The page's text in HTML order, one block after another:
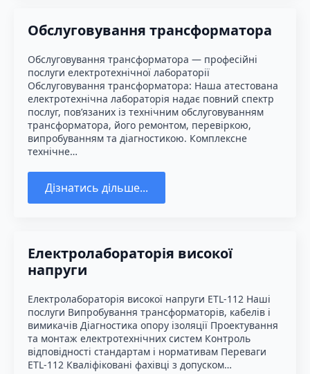
Обслуговування трансформатора
Обслуговування трансформатора — професійні
послуги електротехнічної лабораторії
Обслуговування трансформатора: Наша атестована
електротехнічна лабораторія надає повний спектр
послуг, пов’язаних із технічним обслуговуванням
трансформатора, його ремонтом, перевіркою,
випробуванням та діагностикою. Комплексне
технічне…
Дізнатись дільше...
Електролабораторія високої
напруги
Електролабораторія високої напруги ETL-112 Наші
послуги Випробування трансформаторів, кабелів і
вимикачів Діагностика опору ізоляції Проектування
та монтаж електротехнічних систем Контроль
відповідності стандартам і нормативам Переваги
ETL-112 Кваліфіковані фахівці з допуском…